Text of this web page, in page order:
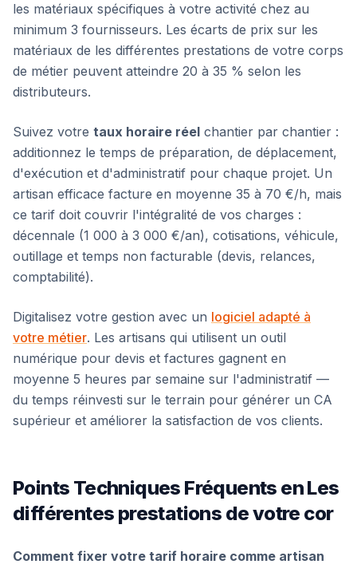
les matériaux spécifiques à votre activité chez au
minimum 3 fournisseurs. Les écarts de prix sur les
matériaux de les différentes prestations de votre corps
de métier peuvent atteindre 20 à 35 % selon les
distributeurs.
Suivez votre taux horaire réel chantier par chantier :
additionnez le temps de préparation, de déplacement,
d'exécution et d'administratif pour chaque projet. Un
artisan efficace facture en moyenne 35 à 70 €/h, mais
ce tarif doit couvrir l'intégralité de vos charges :
décennale (1 000 à 3 000 €/an), cotisations, véhicule,
outillage et temps non facturable (devis, relances,
comptabilité).
Digitalisez votre gestion avec un logiciel adapté à
votre métier. Les artisans qui utilisent un outil
numérique pour devis et factures gagnent en
moyenne 5 heures par semaine sur l'administratif —
du temps réinvesti sur le terrain pour générer un CA
supérieur et améliorer la satisfaction de vos clients.
Points Techniques Fréquents en Les
différentes prestations de votre cor
Comment fixer votre tarif horaire comme artisan